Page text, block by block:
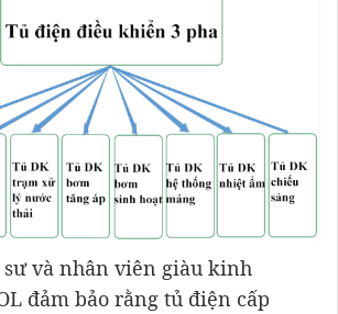
và nhân viên giàu kinh
đảm bảo rằng tủ điện cấp